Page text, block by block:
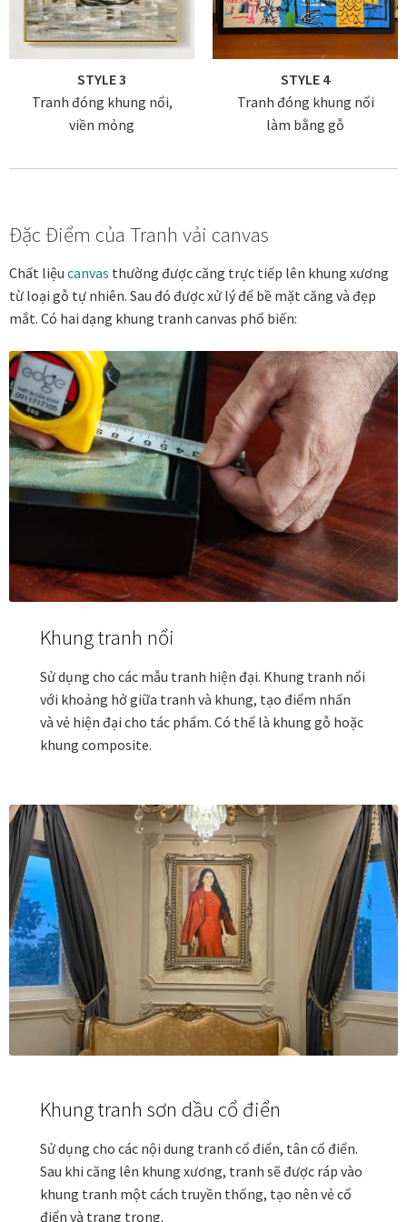
Tranh ánh kim Collection
Tranh điêu khắc gỗ Collection
Tranh sơn mài Thư Pháp
Viên Dung Collection
Vũ khúc thiên nga Collection
Wheels of Time
Tranh chim sếu nghệ thuật
Các dòng giấy in Giclee
Catalogue
Catalogue Bộ Sưu Tập Mã Vương
Câu hỏi thường gặp khi mua tranh tại Mia Home
Đóng khung tranh theo yêu cầu
Đóng khung tranh thảm Dubai
Đóng khung áo đấu – áo thun
Đóng khung tranh canvas – tranh sơn dầu
Đóng khung tranh đính đá
Đóng khung tranh kính cho tranh ảnh, giấy mỹ thuật,
poster, bản vẽ tay
Đóng khung tranh sơn mài
Giới Thiệu Mia Home
STYLE 3
Tranh đóng khung nổi,
viền mỏng
STYLE 4
Tranh đóng khung nổi
làm bằng gỗ
Đặc Điểm của Tranh vải canvas
Chất liệu canvas thường được căng trực tiếp lên khung xương
từ loại gỗ tự nhiên. Sau đó được xử lý để bề mặt căng và đẹp
mắt. Có hai dạng khung tranh canvas phổ biến:
Khung tranh nổi
Sử dụng cho các mẫu tranh hiện đại. Khung tranh nổi
với khoảng hở giữa tranh và khung, tạo điểm nhấn
và vẻ hiện đại cho tác phẩm. Có thể là khung gỗ hoặc
khung composite.
Khung tranh sơn dầu cổ điển
Sử dụng cho các nội dung tranh cổ điển, tân cổ điển.
Sau khi căng lên khung xương, tranh sẽ được ráp vào
khung tranh một cách truyền thống, tạo nên vẻ cổ
điển và trang trọng.